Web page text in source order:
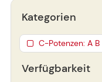
Verfügbarkeit
Kategorien
C-Potenzen: A B